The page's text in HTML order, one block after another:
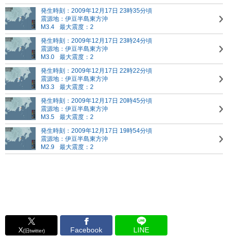
発生時刻：2009年12月17日 23時35分頃
震源地：伊豆半島東方沖
M3.4
最大震度：2
発生時刻：2009年12月17日 23時24分頃
震源地：伊豆半島東方沖
M3.0
最大震度：2
発生時刻：2009年12月17日 22時22分頃
震源地：伊豆半島東方沖
M3.3
最大震度：2
発生時刻：2009年12月17日 20時45分頃
震源地：伊豆半島東方沖
M3.5
最大震度：2
発生時刻：2009年12月17日 19時54分頃
震源地：伊豆半島東方沖
M2.9
最大震度：2
X(旧twitter) Facebook LINE